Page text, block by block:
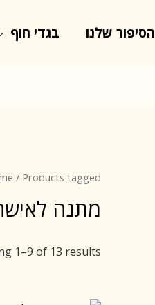
הסיפור שלנו בגדי חוף
/ Products tagged “מתנה לאישה”
מתנה
1–9 of 13 results